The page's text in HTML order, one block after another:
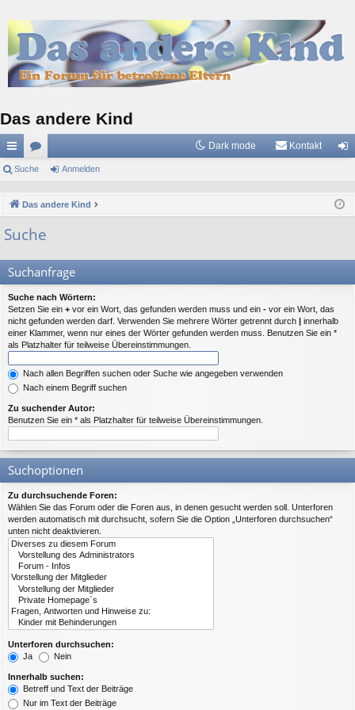
Das andere Kind
ch
llz
ug
or
Dark mode Kontakt
el
Suche Anmelden
Das andere Kind
Suche
Suchanfrage
Suche nach Wörtern:
Setzen Sie ein + vor ein Wort, das gefunden werden muss und ein - vor ein Wort, das
nicht gefunden werden darf. Verwenden Sie mehrere Wörter getrennt durch | innerhalb
einer Klammer, wenn nur eines der Wörter gefunden werden muss. Benutzen Sie ein *
als Platzhalter für teilweise Übereinstimmungen.
Nach allen Begriffen suchen oder Suche wie angegeben verwenden
Nach einem Begriff suchen
Zu suchender Autor:
Benutzen Sie ein * als Platzhalter für teilweise Übereinstimmungen.
Suchoptionen
Zu durchsuchende Foren:
Wählen Sie das Forum oder die Foren aus, in denen gesucht werden soll. Unterforen
werden automatisch mit durchsucht, sofern Sie die Option „Unterforen durchsuchen“
unten nicht deaktivieren.
Unterforen durchsuchen:
Ja
Nein
Innerhalb suchen:
Betreff und Text der Beiträge
Nur im Text der Beiträge